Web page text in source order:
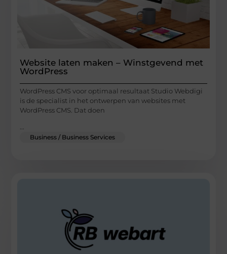
Website laten maken – Winstgevend met
WordPress
WordPress CMS voor optimaal resultaat Studio Webdigi
is de specialist in het ontwerpen van websites met
WordPress CMS. Dat doen
...
Business / Business Services